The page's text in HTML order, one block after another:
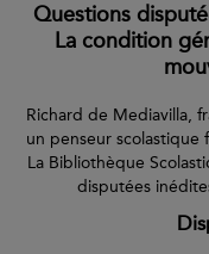
Questions
La condition
Richard de Mediavilla,
un penseur
La Bibliothèque
disputées